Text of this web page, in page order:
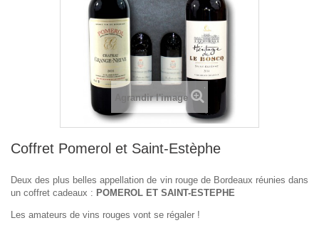
Agrandir l'image
Coffret Pomerol et Saint-Estèphe
Deux des plus belles appellation de vin rouge de Bordeaux réunies dans
un coffret cadeaux : POMEROL ET SAINT-ESTEPHE
Les amateurs de vins rouges vont se régaler !